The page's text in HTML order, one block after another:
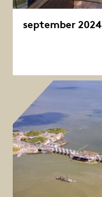
september 2024